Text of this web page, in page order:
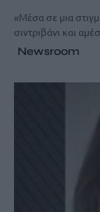
«Μέσα σε μια
σιντριβάνι και
Newsroom